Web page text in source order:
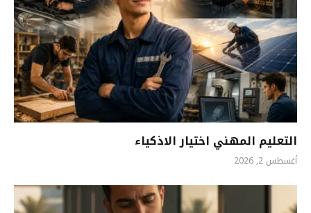
التعليم المهني اختيار الاذكياء
أغسطس 2, 2026